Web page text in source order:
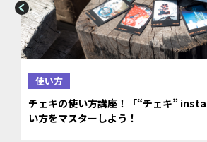
使い方
チェキの使い方講座！「“チェキ”
い方をマスターしよう！